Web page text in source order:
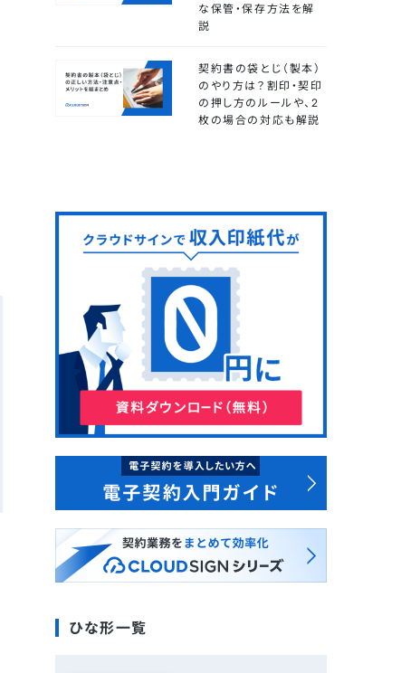
な保管・保存方法を解
説
契約書の袋とじ（製本）
のやり方は？割印・契印
の押し方のルールや、2
枚の場合の対応も解説
ひな形一覧